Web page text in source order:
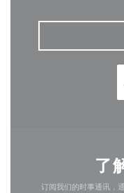
了
订阅我们的时事通讯，